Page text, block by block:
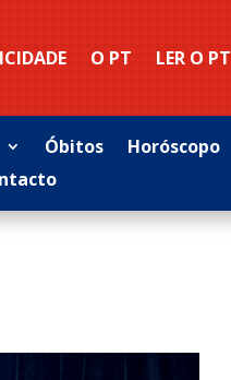
O PT LER O PT
Óbitos Horóscopo